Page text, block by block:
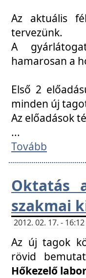
Az aktuális
tervezünk.
A
hamarosan a
Első 2
minden új
Az előadások
...
Tovább
Oktatás
szakmai
2012. 02. 17. -
Az új tagok
rövid
Hőkezelő